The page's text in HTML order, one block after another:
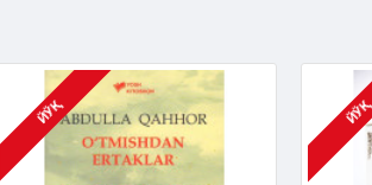
ЙЎҚ ЙЎҚ